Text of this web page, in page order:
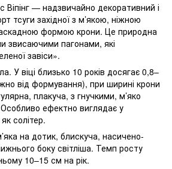
Віпінг — надзвичайно декоративний і
тсуги західної з м’якою, ніжною
формою крони. Це природна
звисаючими пагонами, які
завіси».
У віці близько 10 років досягає 0,8–
від формування), при ширині крони
плакуча, з гнучкими, м’яко
ефектно виглядає у
солітер.
на дотик, блискуча, насичено-
боку світліша. Темп росту
10–15 см на рік.